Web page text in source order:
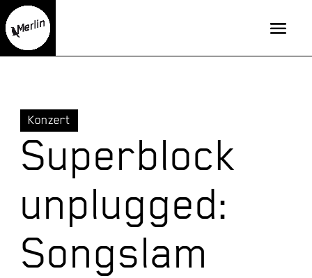
Konzert
Superblock
unplugged:
Songslam